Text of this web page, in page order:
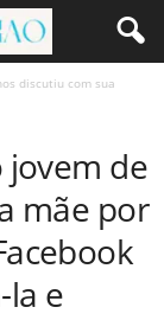
discutiu com sua
jovem de
mãe por
la e